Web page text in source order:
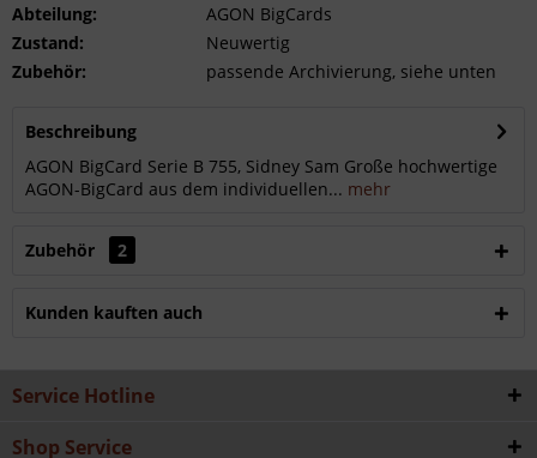
Abteilung:
AGON BigCards
Zustand:
Neuwertig
Zubehör:
passende Archivierung, siehe unten
Beschreibung
AGON BigCard Serie B 755, Sidney Sam Große hochwertige
AGON-BigCard aus dem individuellen... mehr
Zubehör 2
Kunden kauften auch
Service Hotline
Shop Service